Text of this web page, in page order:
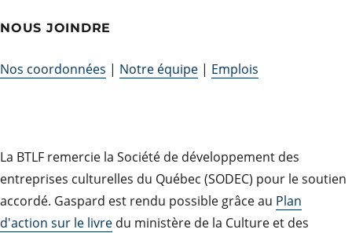
NOUS JOINDRE
Nos coordonnées | Notre équipe | Emplois
La BTLF remercie la Société de développement des
entreprises culturelles du Québec (SODEC) pour le soutien
accordé. Gaspard est rendu possible grâce au Plan
d'action sur le livre du ministère de la Culture et des